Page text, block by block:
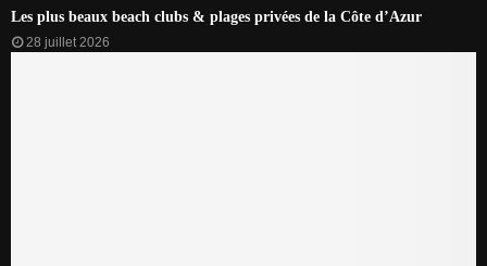
Les plus beaux beach clubs & plages privées de la Côte d’Azur
28 juillet 2026